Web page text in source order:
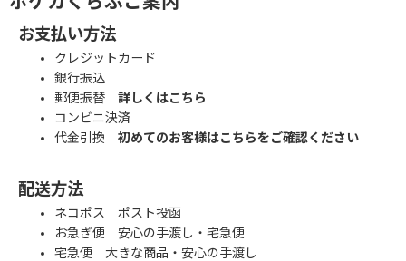
お支払い方法
クレジットカード
銀行振込
郵便振替 詳しくはこちら
コンビニ決済
代金引換 初めてのお客様はこちらをご確認ください
配送方法
ネコポス ポスト投函
お急ぎ便 安心の手渡し・宅急便
宅急便 大きな商品・安心の手渡し